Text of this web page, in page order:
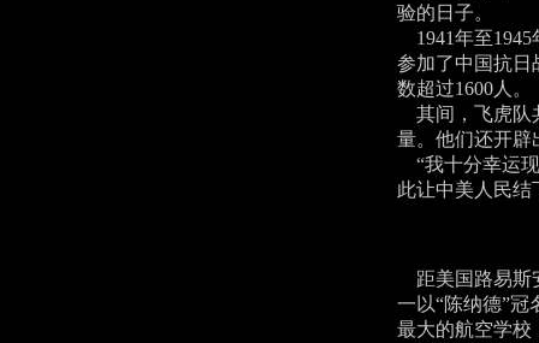
验的日子。
1941年至1945
参加了中国抗日
数超过1600人。
其间，飞虎队
量。他们还开辟
“我十分幸运
此让中美人民结
距美国路易斯
一以“陈纳德”冠
最大的航空学校